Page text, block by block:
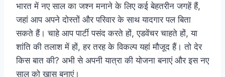
भारत में नए साल का जश्न मनाने के लिए कई बेहतरीन जगहें हैं,
जहां आप अपने दोस्तों और परिवार के साथ यादगार पल बिता
सकते हैं। चाहे आप पार्टी पसंद करते हों, एडवेंचर चाहते हों, या
शांति की तलाश में हों, हर तरह के विकल्प यहां मौजूद हैं। तो देर
किस बात की? अभी से अपनी यात्रा की योजना बनाएं और इस नए
साल को खास बनाएं।